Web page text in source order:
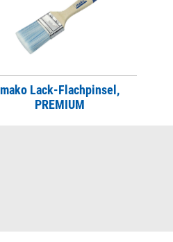
mako Lack-Flachpinsel,
PREMIUM